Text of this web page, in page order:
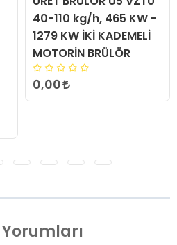
40-110 kg/h, 465 KW -
1279 KW İKİ KADEMELİ
MOTORİN BRÜLÖR
0,00
Yorumları